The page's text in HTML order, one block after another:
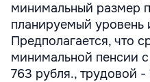
минимальный размер
планируемый уровень
Предполагается, что
минимальной пенсии
763 рубля., трудовой -